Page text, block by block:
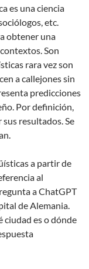
es una ciencia
etc.
obtener una
Son
rara vez son
a callejones sin
predicciones
Por definición,
resultados. Se
a partir de
al
a ChatGPT
de Alemania.
ciudad es o dónde